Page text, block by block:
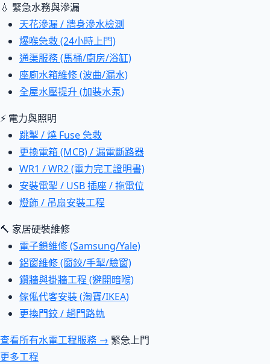
💧 緊急水務與滲漏
天花滲漏 / 牆身滲水檢測
爆喉急救 (24小時上門)
通渠服務 (馬桶/廚房/浴缸)
座廁水箱維修 (波曲/漏水)
全屋水壓提升 (加裝水泵)
⚡ 電力與照明
跳掣 / 燒 Fuse 急救
更換電箱 (MCB) / 漏電斷路器
WR1 / WR2 (電力完工證明書)
安裝電掣 / USB 插座 / 拖電位
燈飾 / 吊扇安裝工程
🔨 家居硬裝維修
電子鎖維修 (Samsung/Yale)
鋁窗維修 (窗鉸/手掣/驗窗)
鑽牆與掛牆工程 (避開暗喉)
傢俬代客安裝 (淘寶/IKEA)
更換門鉸 / 趟門路軌
查看所有水電工程服務 → 緊急上門
更多工程